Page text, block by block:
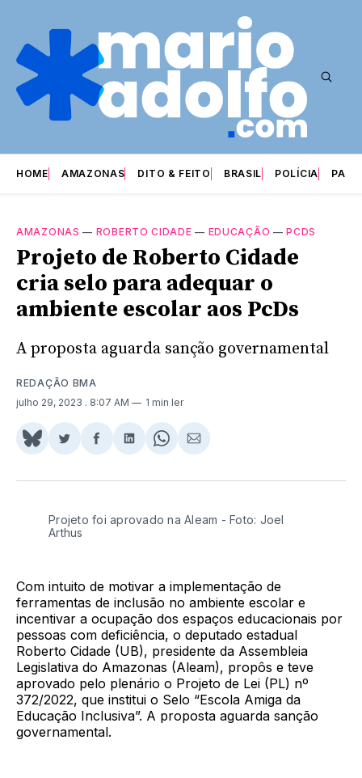
HOME AMAZONAS DITO & FEITO BRASIL POLÍCIA
AMAZONAS — ROBERTO CIDADE — EDUCAÇÃO —PCDS
Projeto de Roberto Cidade
cria selo para adequar o
ambiente escolar aos PcDs
A proposta aguarda sanção governamental
REDAÇÃO BMA
julho 29, 2023 . 8:07 AM 1 min ler
Share
BlueSky
Compartilhar
Twitter
Compartilhar
Facebook
Compartilhar
LinkedIn
Share
WhatsApp
Compartilhar
Email
Projeto foi aprovado na Aleam - Foto: Joel
Arthus
Com intuito de motivar a implementação de
ferramentas de inclusão no ambiente escolar e
incentivar a ocupação dos espaços educacionais por
pessoas com deficiência, o deputado estadual
Roberto Cidade (UB), presidente da Assembleia
Legislativa do Amazonas (Aleam), propôs e teve
aprovado pelo plenário o Projeto de Lei (PL) nº
372/2022, que institui o Selo “Escola Amiga da
Educação Inclusiva”. A proposta aguarda sanção
governamental.